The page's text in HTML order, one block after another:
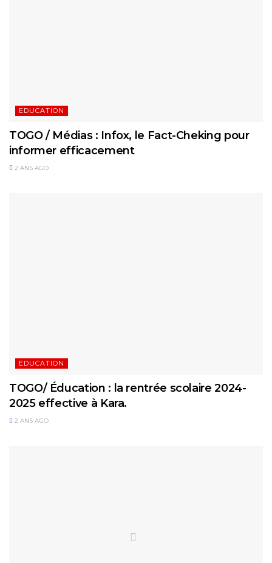
EDUCATION
TOGO / Médias : Infox, le Fact-Cheking pour
informer efficacement
2 ANS AGO
EDUCATION
TOGO/ Éducation : la rentrée scolaire 2024-
2025 effective à Kara.
2 ANS AGO